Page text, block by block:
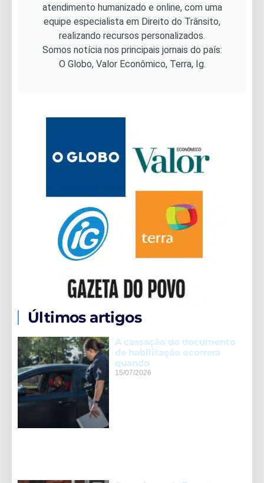
atendimento humanizado e online, com uma
equipe especialista em Direito do Trânsito,
realizando recursos personalizados.
Somos notícia nos principais jornais do país:
O Globo, Valor Econômico, Terra, Ig.
Últimos artigos
A cassação do documento
de habilitação ocorrerá
quando
15/07/2026